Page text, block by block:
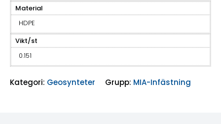
Material
HDPE
Vikt/st
0.151
Kategori: Geosynteter Grupp: MIA-Infästning